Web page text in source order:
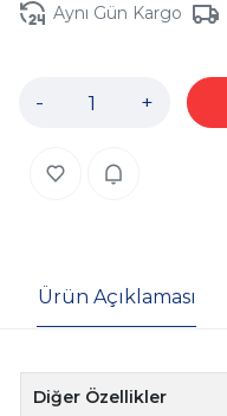
Aynı Gün Kargo
- +
Ürün Açıklaması
Diğer Özellikler